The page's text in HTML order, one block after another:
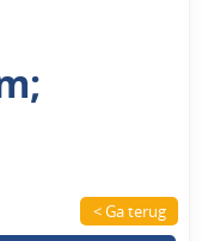
< Ga terug